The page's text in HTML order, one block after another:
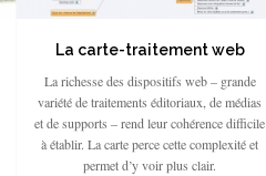
La carte-traitement web
La richesse des dispositifs web – grande
variété de traitements éditoriaux, de médias
et de supports – rend leur cohérence difficile
à établir. La carte perce cette complexité et
permet d’y voir plus clair.